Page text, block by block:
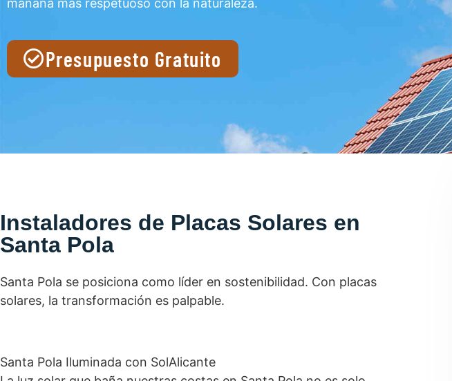
mañana más respetuoso con la naturaleza.
Presupuesto Gratuito
Instaladores de Placas Solares en
Santa Pola
Santa Pola se posiciona como líder en sostenibilidad. Con placas
solares, la transformación es palpable.
Santa Pola Iluminada con SolAlicante